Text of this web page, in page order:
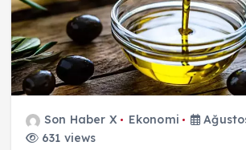
Son Haber X Ekonomi
631 views